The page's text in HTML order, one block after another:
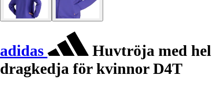
adidas
Huvtröja med hel
dragkedja för kvinnor D4T